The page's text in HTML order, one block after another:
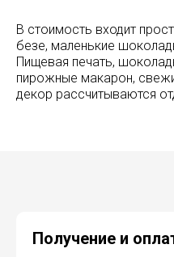
В стоимость входит
безе, маленькие
Пищевая печать,
пирожные макарон,
декор рассчитываются
Получение и